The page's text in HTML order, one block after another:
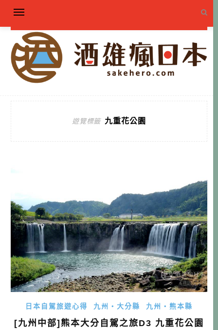
遊覽標籤 九重花公園
日本自駕旅遊心得 九州・大分縣 九州・熊本縣
[九州中部]熊本大分自駕之旅D3 九重花公園